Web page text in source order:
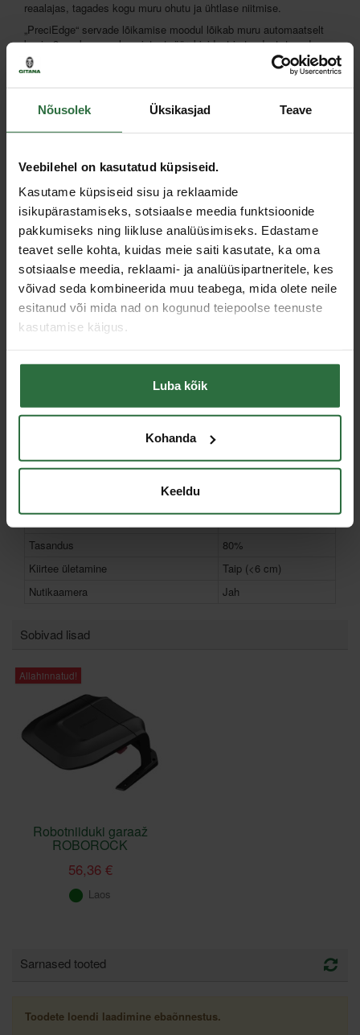
Nõusolek Üksikasjad Teave
Veebilehel on kasutatud küpsiseid.
Kasutame küpsiseid sisu ja reklaamide
isikupärastamiseks, sotsiaalse meedia funktsioonide
pakkumiseks ning liikluse analüüsimiseks. Edastame
teavet selle kohta, kuidas meie saiti kasutate, ka oma
sotsiaalse meedia, reklaami- ja analüüsipartneritele, kes
võivad seda kombineerida muu teabega, mida olete neile
esitanud või mida nad on kogunud teiepoolse teenuste
kasutamise käigus.
Luba kõik
Kohanda
Keeldu
reaalajas, tagades kogu muru ohutu ja ühtlase niitmise.
„PreciEdge“ servade lõikamise moodul lõikab muru automaatselt
kuni ~3 cm kaugusele seintest, äärekividest ja teedest, tagades
korrapärased servad ja vähendades käsitsi lõikamise vajadust.
„Roborock“ rakenduse abil on võimalik reaalajas jälgida niitmise
luua virtuaalseid piire, niitmisalasid, keelatud alasid ja
Kaal
21,5 kg
Müratase
62 dB
Aku maht
6,0 Ah
Laadimisaeg
50 min.
Mõõtmed (pikkus x sügavus x kõrgus)
661 x 475 x 326 mm
Tööaeg
80 min.
Niitmisala
Lõikelaius
24 cm
Tasandus
80%
Kiirtee ületamine
Taip (<6 cm)
Nutikaamera
Jah
Sobivad lisad
Allahinnatud!
Robotniiduki garaaž
ROBOROCK
56,36 €
Laos
Sarnased tooted
Toodete loendi laadimine ebaõnnestus.